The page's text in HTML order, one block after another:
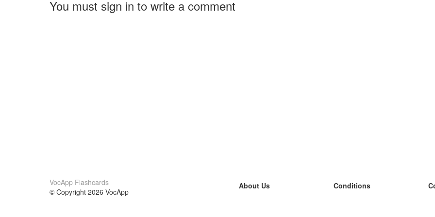
You must sign in to write a comment
VocApp Flashcards
© Copyright 2026 VocApp
About Us
Conditions